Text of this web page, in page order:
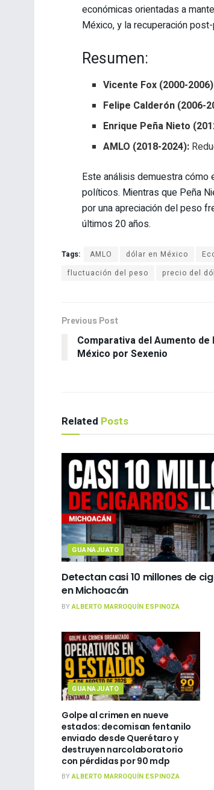
económicas orientadas a
México, y la recuperación
Resumen:
Vicente Fox (2000-
Felipe Calderón (2006-
Enrique Peña Nieto
AMLO (2018-2024):
Este análisis demuestra
políticos. Mientras que Peña
por una apreciación del peso
últimos 20 años.
Tags: AMLO dólar en México
fluctuación del peso
precio del
Previous Post
Comparativa del Aumento de
México por Sexenio
Related Posts
GUANAJUATO
Detectan casi 10 millones de
en Michoacán
BYALBERTO MARROQUÍN ESPINOZA
GUANAJUATO
Golpe al crimen en nueve
estados: decomisan fentanilo
enviado desde Querétaro y
destruyen narcolaboratorio
con pérdidas por 90 mdp
BYALBERTO MARROQUÍN ESPINOZA